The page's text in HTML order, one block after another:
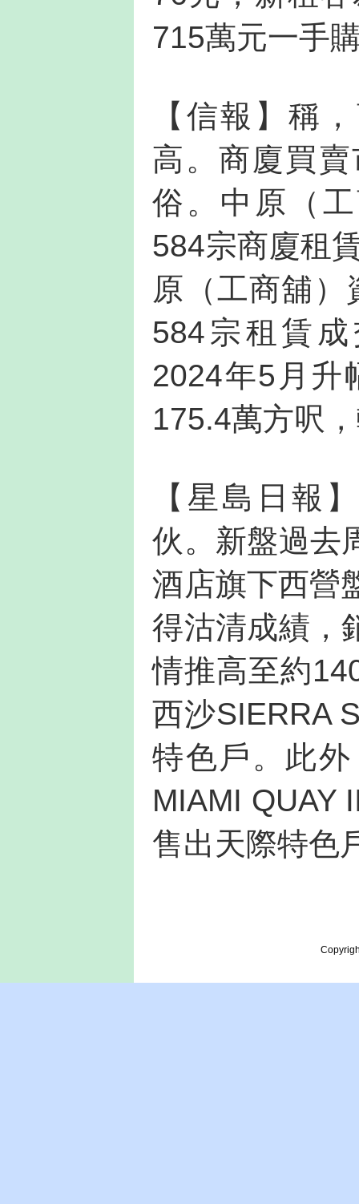
715萬元一手
【信報】稱
高。商廈買
俗。中原（
584宗商廈租
原（工商舖）
584宗租賃
2024年5月升
175.4萬方呎
【星島日報
伙。新盤過去
酒店旗下西營
得沽清成績，
情推高至約
西沙SIERRA
特色戶。此
MIAMI QUAY
售出天際特色